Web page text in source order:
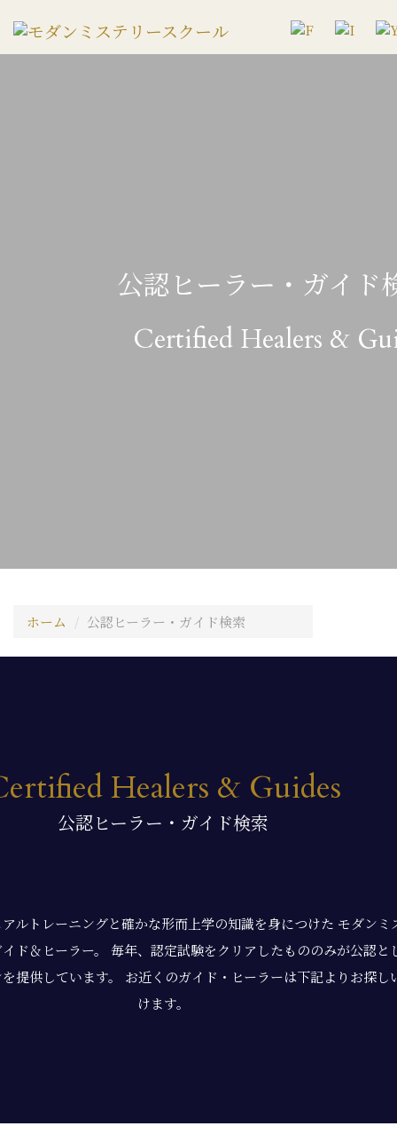
公認ヒーラー・ガイド
Certified Healers &
ホーム 公認ヒーラー・ガイド検索
Healers & Guides
公認ヒーラー・ガイド検索
ルトレーニングと確かな形而上学の知識を身につけた モダンミ
ド＆ヒーラー。
毎年、認定試験をクリアしたもののみが公認と
提供しています。
お近くのガイド・ヒーラーは下記よりお探し
けます。